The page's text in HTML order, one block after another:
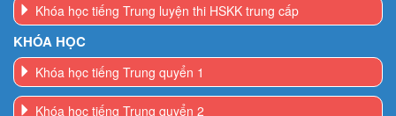
Khóa học tiếng Trung luyện thi HSKK trung cấp
KHÓA HỌC
Khóa học tiếng Trung quyển 1
Khóa học tiếng Trung quyển 2